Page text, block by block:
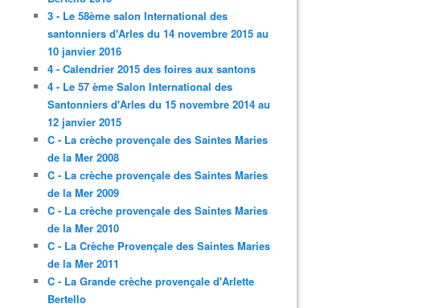
3 - Le 58ème salon International des
santonniers d'Arles du 14 novembre 2015 au
10 janvier 2016
4 - Calendrier 2015 des foires aux santons
4 - Le 57 ème Salon International des
Santonniers d'Arles du 15 novembre 2014 au
12 janvier 2015
C - La crèche provençale des Saintes Maries
de la Mer 2008
C - La crèche provençale des Saintes Maries
de la Mer 2009
C - La crèche provençale des Saintes Maries
de la Mer 2010
C - La Crèche Provençale des Saintes Maries
de la Mer 2011
C - La Grande crèche provençale d'Arlette
Bertello